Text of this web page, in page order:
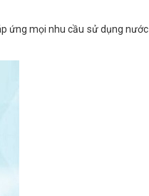
ứng mọi nhu cầu sử dụng nước